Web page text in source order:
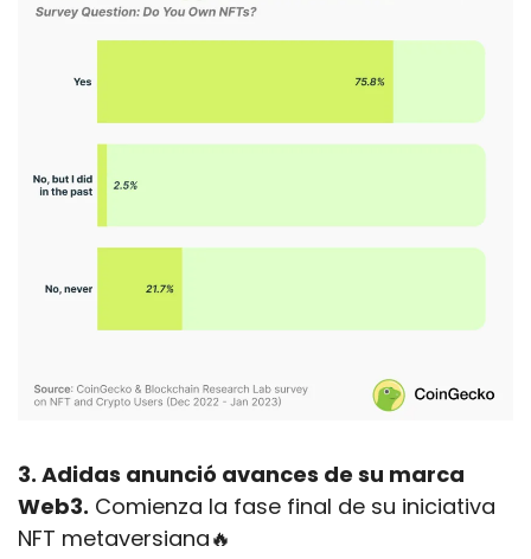
3. Adidas anunció avances de su marca
Web3. Comienza la fase final de su iniciativa
NFT metaversiana🔥